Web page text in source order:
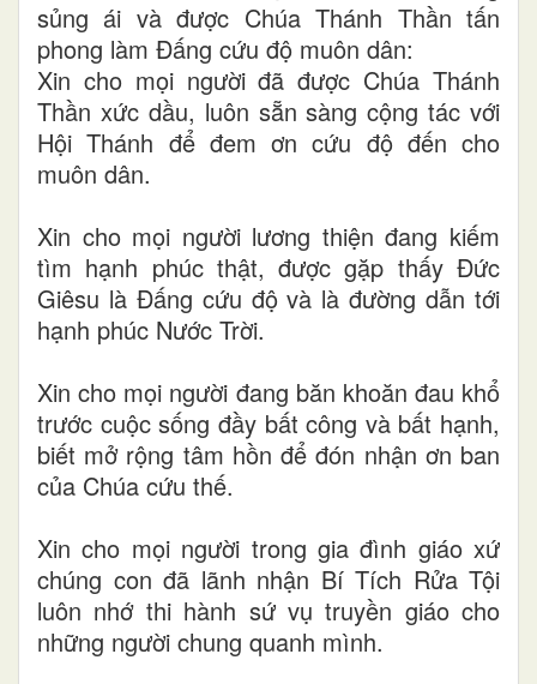
sủng ái và được Chúa Thánh Thần tấn
phong làm Đấng cứu độ muôn dân:
Xin cho mọi người đã được Chúa Thánh
Thần xức dầu, luôn sẵn sàng cộng tác với
Hội Thánh để đem ơn cứu độ đến cho
muôn dân.
Xin cho mọi người lương thiện đang kiếm
tìm hạnh phúc thật, được gặp thấy Đức
Giêsu là Đấng cứu độ và là đường dẫn tới
hạnh phúc Nước Trời.
Xin cho mọi người đang băn khoăn đau khổ
trước cuộc sống đầy bất công và bất hạnh,
biết mở rộng tâm hồn để đón nhận ơn ban
của Chúa cứu thế.
Xin cho mọi người trong gia đình giáo xứ
chúng con đã lãnh nhận Bí Tích Rửa Tội
luôn nhớ thi hành sứ vụ truyền giáo cho
những người chung quanh mình.